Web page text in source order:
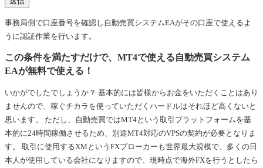
事務局側で口座番号を確認し自動売買システムEAがその口座で使えるよ
うに認証作業を行います。
この条件を満たすだけで、MT4で使える自動売買システム
EAが無料で使える！
いかがでしたでしょうか？ 基本的には皆様からお金をいただくことはあり
ませんので、稼ぐチカラを使っていただくハードルはそれほど高くないと
思います。 ただし、自動売買ではMT4という取引プラットフォームを基
本的に24時間稼働させるため、別途MT4対応のVPSの契約が必要となりま
す。 取引に使用するXMというFXブローカーも世界最大規模で、多くの日
本人が使用している会社になりますので、現時点で海外FXを行うとしたら